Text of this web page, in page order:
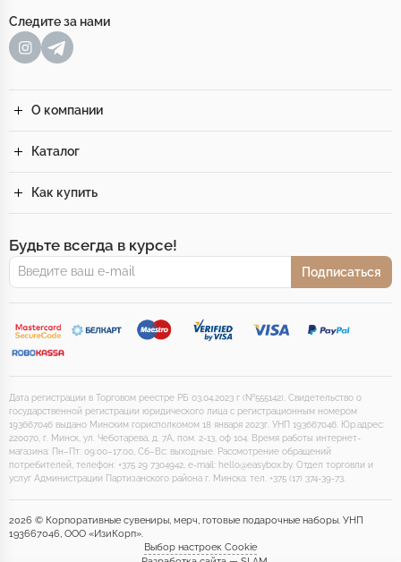
Следите за нами
О компании
Каталог
Как купить
Будьте всегда в курсе!
Подписаться
Дата регистрации в Торговом реестре РБ 03.04.2023 г (№555142). Свидетельство о
государственной регистрации юридического лица с регистрационным номером
193667046 выдано Минским горисполкомом 18 января 2023г. УНП 193667046. Юр.адрес:
220070, г. Минск, ул. Чеботарева, д. 7А, пом. 2-13, оф 104. Время работы интернет-
магазина: Пн–Пт: 09:00–17:00, Сб–Вс: выходные. Рассмотрение обращений
потребителей, телефон: +375 29 7304942, e-mail: hello@easybox.by. Отдел торговли и
услуг Администрации Партизанского района г. Минска: тел. +375 (17) 374-39-73.
2026 © Корпоративные сувениры, мерч, готовые подарочные наборы. УНП
193667046, ООО «ИзиКорп».
Выбор настроек Cookie